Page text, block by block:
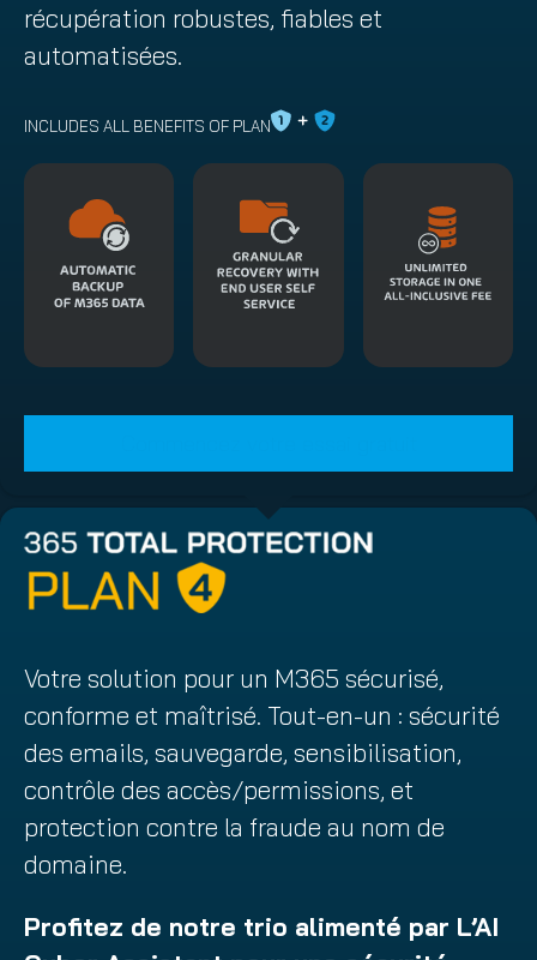
récupération robustes, fiables et
automatisées.
INCLUDES ALL BENEFITS OF PLAN
Votre solution pour un M365 sécurisé,
conforme et maîtrisé. Tout-en-un : sécurité
des emails, sauvegarde, sensibilisation,
contrôle des accès/permissions, et
protection contre la fraude au nom de
domaine.
Profitez de notre trio alimenté par L’AI